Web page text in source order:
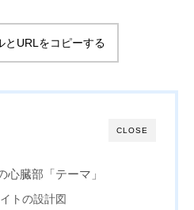
とURLをコピーする
CLOSE
心臓部「テーマ」
トの設計図